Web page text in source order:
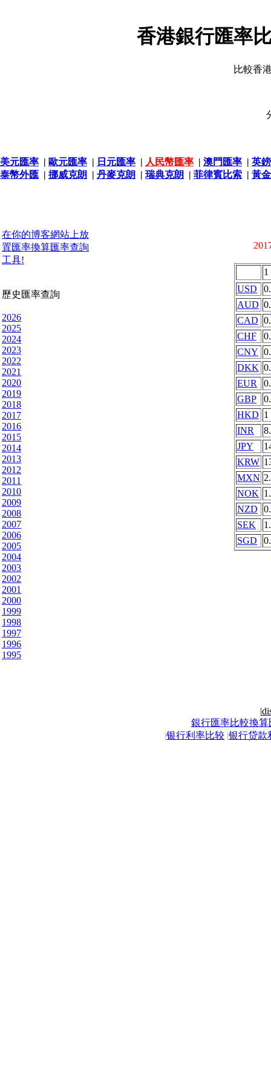
香港銀行匯率
比較香
美元匯率 | 歐元匯率 | 日元匯率 | 人民幣匯率 | 澳門匯率 | 英
泰幣外匯 | 挪威克朗 | 丹麥克朗 | 瑞典克朗 | 菲律賓比索 | 黃
在你的博客網站上放
置匯率換算匯率查詢
工具!
歷史匯率查詢
2026
2025
2024
2023
2022
2021
2020
2019
2018
2017
2016
2015
2014
2013
2012
2011
2010
2009
2008
2007
2006
2005
2004
2003
2002
2001
2000
1999
1998
1997
1996
1995
1
USD
AUD
CAD
CHF
CNY
DKK
EUR
GBP
HKD 1
INR
JPY
KRW
MXN
NOK
NZD
SEK
SGD
|
銀行匯率比較換算
|银行利率比较 |银行贷款